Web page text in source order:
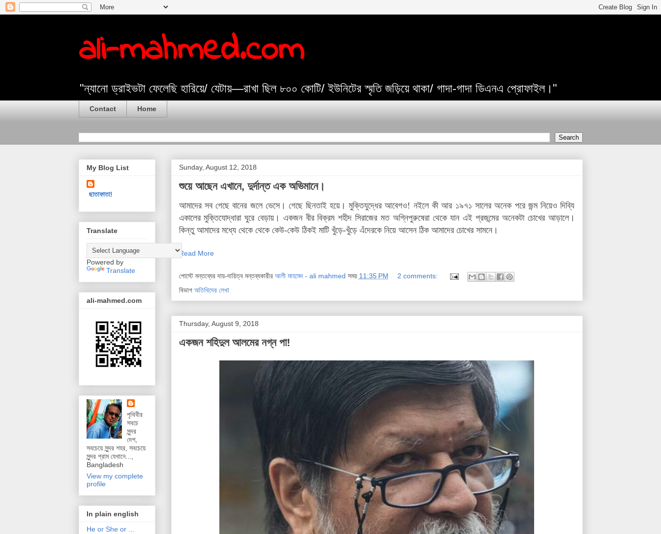
ali-mahmed.com
"ন্যানো ড্রাইভটা ফেলেছি হারিয়ে/ যেটায়—রাখা ছিল ৮০০ কোটি/ ইউনিটের স্মৃতি জড়িয়ে থাকা/ গাদা-গাদা ডিএনএ প্রোফাইল।"
Contact Home
Sunday, August 12, 2018
শুয়ে আছেন এখানে, দুর্দান্ত এক অভিমানে।
আমাদের সব গেছে বানের জলে ভেসে। গেছে ছিনতাই হয়ে। মুক্তিযুদ্ধের আবেগও! নইলে কী আর ১৯৭১ সালের অনেক পরে জন্ম নিয়েও দিব্যি
একালের মুক্তিযোদ্ধারা ঘুরে বেড়ায়। একজন বীর বিক্রম শহীদ সিরাজের মত অগ্নিপুরুষেরা থেকে যান এই প্রজন্মের অনেকটা চোখের আড়ালে।
কিন্তু আমাদের মধ্যে থেকে থেকে কেউ-কেউ ঠিকই মাটি খুঁড়ে-খুঁড়ে এঁদেরকে নিয়ে আসেন ঠিক আমাদের চোখের সামনে।
Read More
পোস্টে মন্তব্যের দায়-দায়িত্ব মন্তব্যকারীর আলী মাহমেদ - ali mahmed সময় 11:35 PM
2 comments:
বিভাগ অতিথিদের লেখা
Thursday, August 9, 2018
একজন শহিদুল আলমের নগ্ন পা!
My Blog List
ছাতাফাতা!
Translate
Powered by
Translate
ali-mahmed.com
পৃথিবীর
সবচে
সুন্দর
দেশ,
সবচেয়ে সুন্দর শহর, সবচেয়ে
সুন্দর গ্রাম যেখানে...,
Bangladesh
View my complete
profile
In plain english
He or She or ...